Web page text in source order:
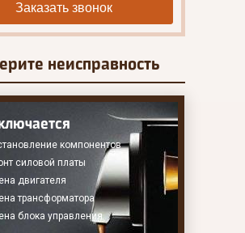
Заказать звонок
неисправность
компонентов
силовой платы
двигателя
трансформатора
блока управления